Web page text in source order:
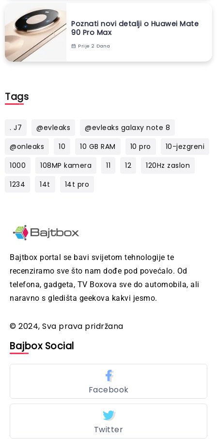
Poznati novi detalji o Huawei Mate
90 Pro Max
Prije 2 Dana
Tags
. J7 @evleaks
@evleaks galaxy note 8
@onleaks
10 10 GB RAM 10 pro
10-jezgreni
1000
108MP kamera 11 12
120Hz zaslon
1234
14t 14t pro
Bajtbox portal se bavi svijetom tehnologije te
recenziramo sve što nam dođe pod povećalo. Od
telefona, gadgeta, TV Boxova sve do automobila, ali
naravno s gledišta geekova kakvi jesmo.
© 2024, Sva prava pridržana
Bajbox Social
Facebook
Twitter